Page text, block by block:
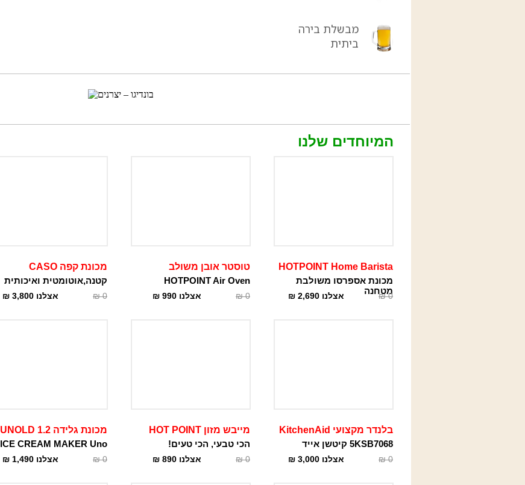
מבשלת בירה
ביתית
המיוחדים שלנו
HOTPOINT Home Barista
מכונת אספרסו משולבת
מטחנה
0
₪ אצלנו 2,690
₪
טוסטר אובן משולב
HOTPOINT Air Oven
0
₪ אצלנו 990
₪
מכונת קפה CASO
קטנה,אוטומטית ואיכותית
0
₪ אצלנו 3,800
₪
בלנדר מקצועי KitchenAid
5KSB7068 קיטשן אייד
0
₪ אצלנו 3,000
₪
מייבש מזון HOT POINT
הכי טבעי, הכי טעים!
0
₪ אצלנו 890
₪
מכונת גלידה 1.2 UNOLD
ICE CREAM MAKER Uno
0
₪ אצלנו 1,490
₪